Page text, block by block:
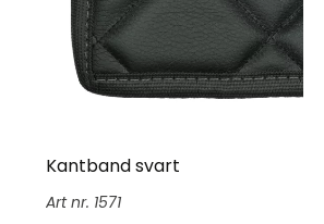
Kantband svart
1571